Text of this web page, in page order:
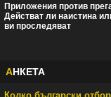
Приложения против
Действат ли наистина
ви проследяват
АНКЕТА